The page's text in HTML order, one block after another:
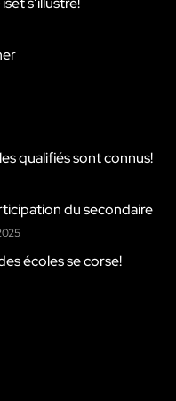
qualifiés sont connus!
du secondaire
écoles se corse!